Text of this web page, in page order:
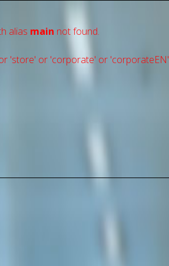
alias main not found.
'store' or 'сorporate' or 'corporateEN'